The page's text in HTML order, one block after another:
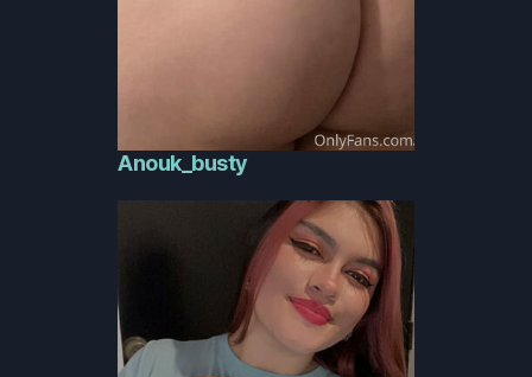
Anouk_busty